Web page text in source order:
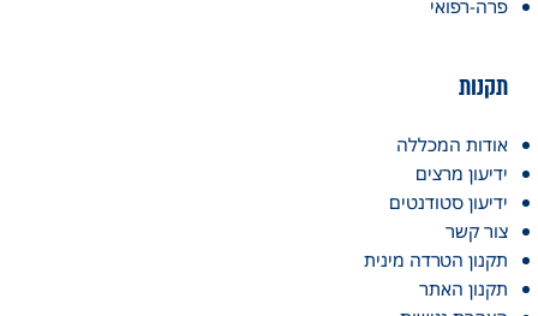
פרה-רפואי
תקנות
אודות המכללה
ידיעון מרצים
ידיעון סטודנטים
צור קשר
תקנון הטרדה מינית
תקנון האתר